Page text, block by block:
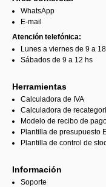
WhatsApp
E-mail
Atención telefónica:
Lunes a viernes de 9 a
Sábados de 9 a 12 hs
Herramientas
Calculadora de IVA
Calculadora de
Modelo de recibo de
Plantilla de presupuesto
Plantilla de control de
Información
Soporte